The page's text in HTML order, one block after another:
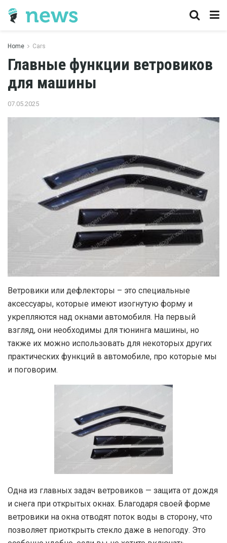
Home Cars
Главные функции ветровиков
для машины
07.05.2025
Ветровики или дефлекторы – это специальные
аксессуары, которые имеют изогнутую форму и
укрепляются над окнами автомобиля. На первый
взгляд, они необходимы для тюнинга машины, но
также их можно использовать для некоторых других
практических функций в автомобиле, про которые мы
и поговорим.
Одна из главных задач ветровиков — защита от дождя
и снега при открытых окнах. Благодаря своей форме
ветровики на окна отводят поток воды в сторону, что
позволяет приоткрыть стекло даже в непогоду. Это